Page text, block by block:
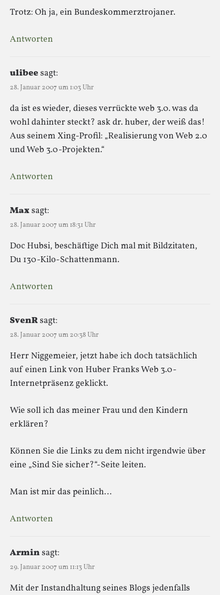
Trotz: Oh ja, ein Bundeskommerztrojaner.
Antworten
ulibeesagt:
28. Januar 2007 um 1:03 Uhr
da ist es wieder, dieses verrückte web 3.0. was da
wohl dahinter steckt? ask dr. huber, der weiß das!
Aus seinem Xing-Profil: „Realisierung von Web 2.0
und Web 3.0-Projekten.“
Antworten
Maxsagt:
28. Januar 2007 um 18:31 Uhr
Doc Hubsi, beschäftige Dich mal mit Bildzitaten,
Du 130-Kilo-Schattenmann.
Antworten
SvenRsagt:
28. Januar 2007 um 20:38 Uhr
Herr Niggemeier, jetzt habe ich doch tatsächlich
auf einen Link von Huber Franks Web 3.0-
Internetpräsenz geklickt.
Wie soll ich das meiner Frau und den Kindern
erklären?
Können Sie die Links zu dem nicht irgendwie über
eine „Sind Sie sicher?“-Seite leiten.
Man ist mir das peinlich…
Antworten
Arminsagt:
29. Januar 2007 um 11:13 Uhr
Mit der Instandhaltung seines Blogs jedenfalls